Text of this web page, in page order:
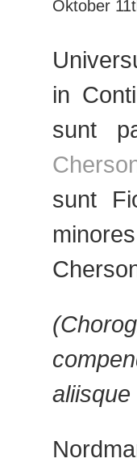
Oktober
in
sunt
sunt